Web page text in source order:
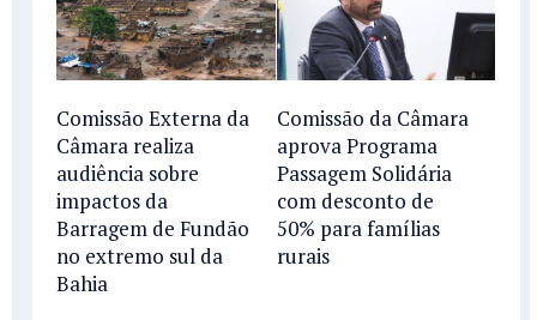
Comissão Externa da
Câmara realiza
audiência sobre
impactos da
Barragem de Fundão
no extremo sul da
Bahia
Comissão da Câmara
aprova Programa
Passagem Solidária
com desconto de
50% para famílias
rurais